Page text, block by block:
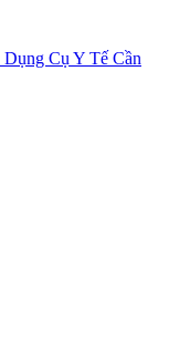
Dụng Cụ Y Tế Cần